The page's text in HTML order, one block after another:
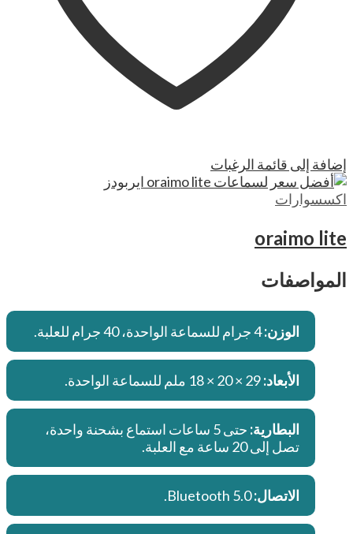
إضافة إلى قائمة الرغبات
اكسسوارات
oraimo lite
المواصفات
الوزن:4 جرام للسماعة الواحدة، 40 جرام للعلبة.
الأبعاد:
البطارية:
حتى 5 ساعات استماع بشحنة واحدة،
تصل إلى 20 ساعة مع العلبة.
الاتصال:Bluetooth 5.0.